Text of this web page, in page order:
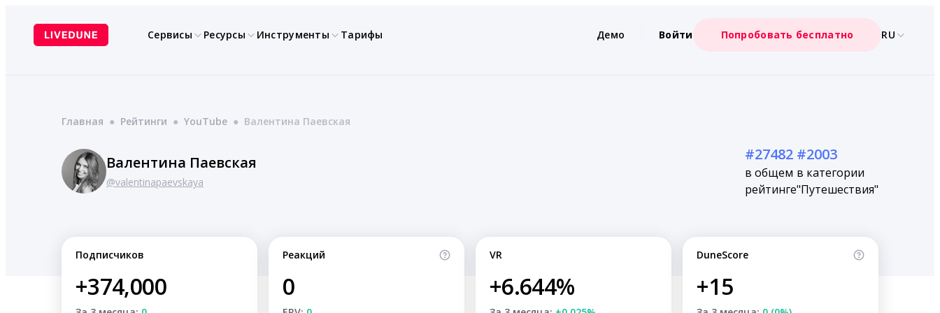
содержимому
Сервисы Ресурсы Инструменты Тарифы Демо Войти Попробовать бесплатно RU
Главная ● Рейтинги ● YouTube ● Валентина Паевская
Валентина Паевская
@valentinapaevskaya
#27482
в общем
рейтинге
#2003
в категории
"Путешествия"
Подписчиков
+374,000
Реакций
0
VR
+6.644%
DuneScore
+15